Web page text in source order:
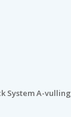
System A-vulling